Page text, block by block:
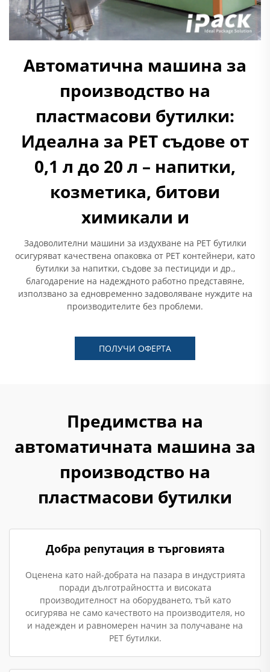
Автоматична машина за
производство на
пластмасови бутилки:
Идеална за PET съдове от
0,1 л до 20 л – напитки,
козметика, битови
химикали и
Задоволителни машини за издухване на PET бутилки
осигуряват качествена опаковка от PET контейнери, като
бутилки за напитки, съдове за пестициди и др.,
благодарение на надеждното работно представяне,
използвано за едновременно задоволяване нуждите на
производителите без проблеми.
ПОЛУЧИ ОФЕРТА
Предимства на
автоматичната машина за
производство на
пластмасови бутилки
Добра репутация в търговията
Оценена като най-добрата на пазара в индустрията
поради дълготрайността и високата
производителност на оборудването, тъй като
осигурява не само качеството на производителя, но
и надежден и равномерен начин за получаване на
PET бутилки.